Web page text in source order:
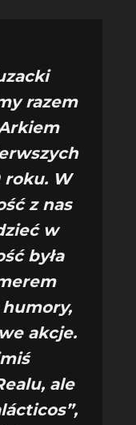
razem
W
z nas
w
była
akcje.
ale